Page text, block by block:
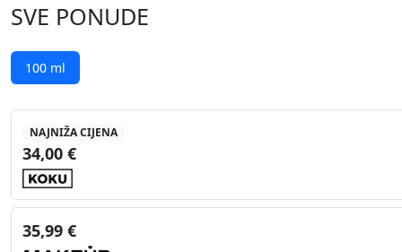
SVE PONUDE
100 ml
NAJNIŽA CIJENA
34,00 €
35,99 €